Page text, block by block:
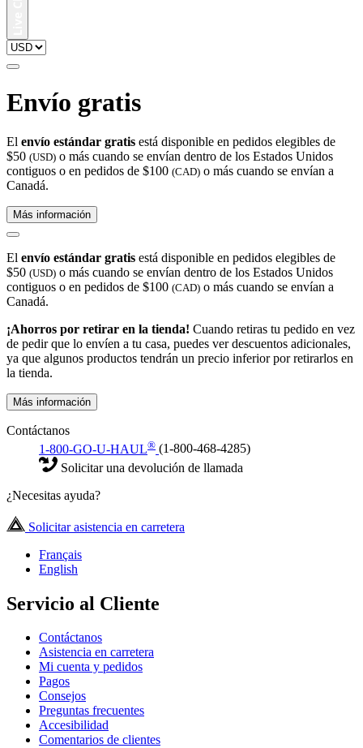
Envío gratis
El envío estándar gratis está disponible en pedidos elegibles de
$50 (USD) o más cuando se envían dentro de los Estados Unidos
contiguos o en pedidos de $100 (CAD) o más cuando se envían a
Canadá.
Más información
El envío estándar gratis está disponible en pedidos elegibles de
$50 (USD) o más cuando se envían dentro de los Estados Unidos
contiguos o en pedidos de $100 (CAD) o más cuando se envían a
Canadá.
¡Ahorros por retirar en la tienda! Cuando retiras tu pedido en vez
de pedir que lo envíen a tu casa, puedes ver descuentos adicionales,
ya que algunos productos tendrán un precio inferior por retirarlos en
la tienda.
Más información
Contáctanos
1-800-GO-U-HAUL® (1-800-468-4285)
Solicitar una devolución de llamada
¿Necesitas ayuda?
Solicitar asistencia en carretera
Français
English
Servicio al Cliente
Contáctanos
Asistencia en carretera
Mi cuenta y pedidos
Pagos
Consejos
Preguntas frecuentes
Accesibilidad
Comentarios de clientes